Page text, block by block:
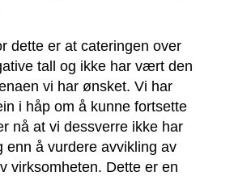
dette er at cateringen over
tall og ikke har vært den
vi har ønsket. Vi har
i håp om å kunne fortsette
nå at vi dessverre ikke har
enn å vurdere avvikling av
virksomheten. Dette er en